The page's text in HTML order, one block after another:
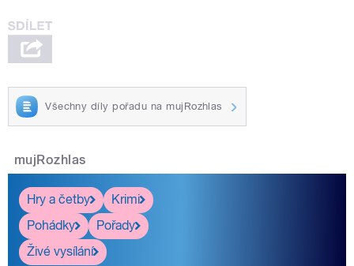
Všechny díly pořadu na mujRozhlas
mujRozhlas
Hry a četby
Krimi
Pohádky
Pořady
Živé vysílání